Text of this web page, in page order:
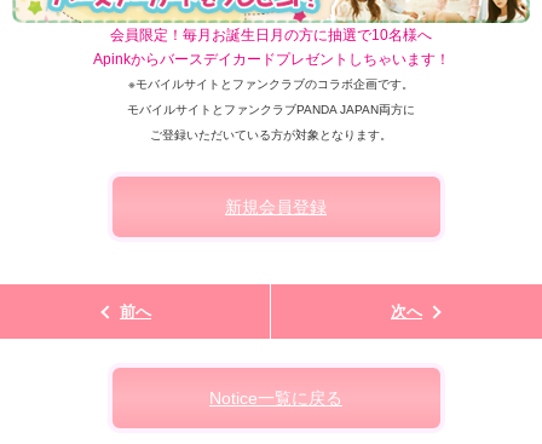
会員限定！毎月お誕生日月の方に抽選で10名様へ
Apinkからバースデイカードプレゼントしちゃいます！
※モバイルサイトとファンクラブのコラボ企画です。
モバイルサイトとファンクラブPANDA JAPAN両方に
ご登録いただいている方が対象となります。
新規会員登録
前へ 次へ
Notice一覧に戻る